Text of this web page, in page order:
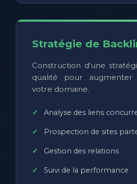
Stratégie de
Construction d'une
qualité pour
votre domaine.
Analyse des liens
Prospection de sites
Gestion des relations
Suivi de la performance